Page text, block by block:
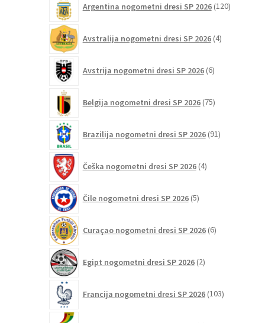
Argentina nogometni dresi SP 2026 120izdelkov
Avstralija nogometni dresi SP 2026 4izdelki
Avstrija nogometni dresi SP 2026 6izdelkov
Belgija nogometni dresi SP 2026 75izdelkov
Brazilija nogometni dresi SP 2026 91izdelkov
Češka nogometni dresi SP 2026 4izdelki
Čile nogometni dresi SP 2026 5izdelkov
Curaçao nogometni dresi SP 2026 6izdelkov
Egipt nogometni dresi SP 2026 2izdelka
Francija nogometni dresi SP 2026 103izdelki